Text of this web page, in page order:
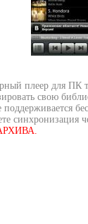
плеер для ПК
свою
синхронизация